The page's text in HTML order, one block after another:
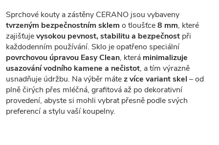
Sprchové kouty a zástěny CERANO jsou vybaveny
tvrzeným bezpečnostním sklem o tloušťce8 mm, které
zajišťujevysokou pevnost, stabilitu a bezpečnost při
každodenním používání. Sklo je opatřeno speciální
povrchovou úpravou Easy Clean, která minimalizuje
usazování vodního kamene a nečistot, a tím výrazně
usnadňuje údržbu. Na výběr mátez více variant skel – od
plně čirých přes mléčná, grafitová až po dekorativní
provedení, abyste si mohli vybrat přesně podle svých
preferencí a stylu vaší koupelny.